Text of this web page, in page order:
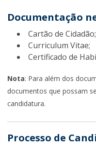
Documentação
Cartão de Cidadão;
Curriculum Vitae;
Certificado de
Nota: Para além dos
documentos que possam
candidatura.
Processo de